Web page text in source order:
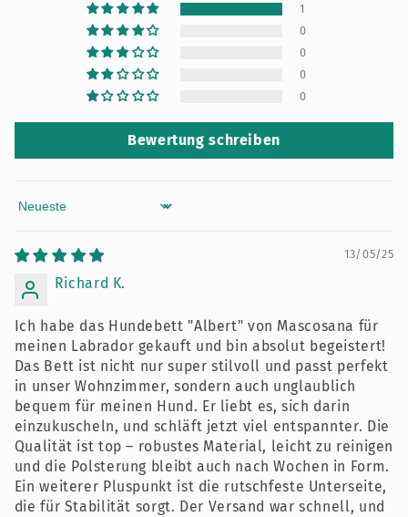
1
0
0
0
0
Bewertung schreiben
Sort by
13/05/25
Richard K.
Ich habe das Hundebett "Albert" von Mascosana für
meinen Labrador gekauft und bin absolut begeistert!
Das Bett ist nicht nur super stilvoll und passt perfekt
in unser Wohnzimmer, sondern auch unglaublich
bequem für meinen Hund. Er liebt es, sich darin
einzukuscheln, und schläft jetzt viel entspannter. Die
Qualität ist top – robustes Material, leicht zu reinigen
und die Polsterung bleibt auch nach Wochen in Form.
Ein weiterer Pluspunkt ist die rutschfeste Unterseite,
die für Stabilität sorgt. Der Versand war schnell, und